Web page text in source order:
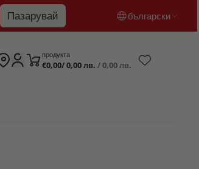
Пазарувай български
English
продукта
€0,00/ 0,00 лв. / 0,00 лв.